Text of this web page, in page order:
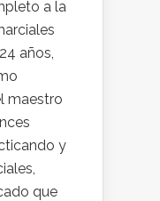
a la
años,
maestro
y
que